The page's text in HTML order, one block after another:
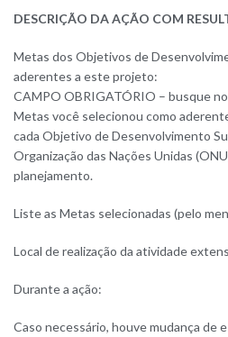
DESCRIÇÃO DA AÇÃO COM
Metas dos Objetivos de
aderentes a este projeto:
CAMPO OBRIGATÓRIO – busque
Metas você selecionou como
cada Objetivo de Desenvolvimento
Organização das Nações Unidas
planejamento.
Liste as Metas selecionadas (pelo
Local de realização da atividade
Durante a ação:
Caso necessário, houve mudança de